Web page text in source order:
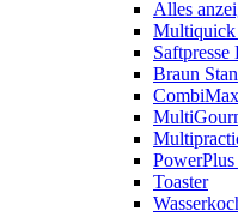
Alles
Saftpresse
Braun
CombiMax
Toaster